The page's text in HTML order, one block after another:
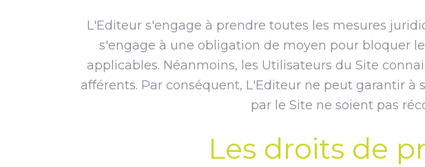
L'Editeur s'engage à prendre toutes les mesures
s'engage à une obligation de moyen pour bloquer
applicables. Néanmoins, les Utilisateurs du Site
afférents. Par conséquent, L'Editeur ne peut garantir à
par le Site ne soient pas
Les droits de